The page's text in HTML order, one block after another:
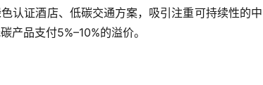
认证酒店、低碳交通方案，吸引注重可持续性的中
产品支付5%–10%的溢价。